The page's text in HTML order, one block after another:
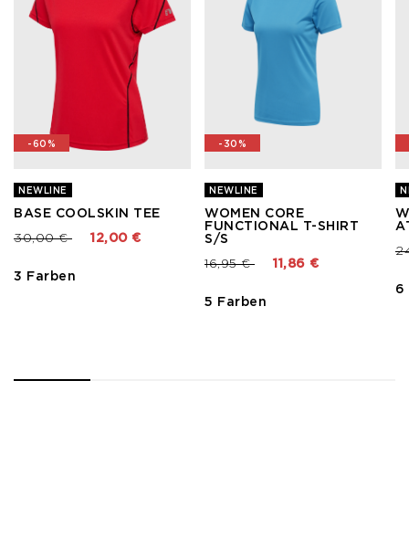
-60%
NEWLINE
BASE COOLSKIN TEE
Preis reduziert von
30,00 €bis 12,00 €
3 Farben
-30%
NEWLINE
WOMEN CORE
FUNCTIONAL T-SHIRT
S/S
Preis reduziert von
16,95 €bis 11,86 €
5 Farben
6